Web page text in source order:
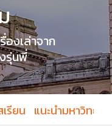
องเล่าจาก
รุ่นพี่
รียน แนะนำมหาวิทยา